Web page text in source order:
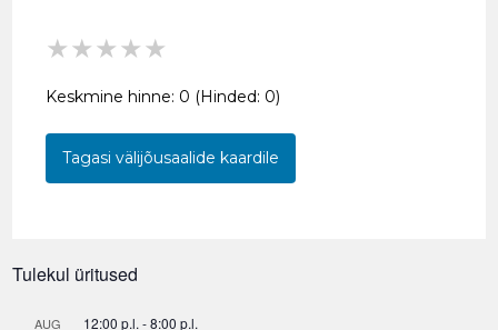
★★★★★
Keskmine hinne: 0 (Hinded: 0)
Tagasi välijõusaalide kaardile
Tulekul üritused
AUG 12:00 p.l. -8:00 p.l.